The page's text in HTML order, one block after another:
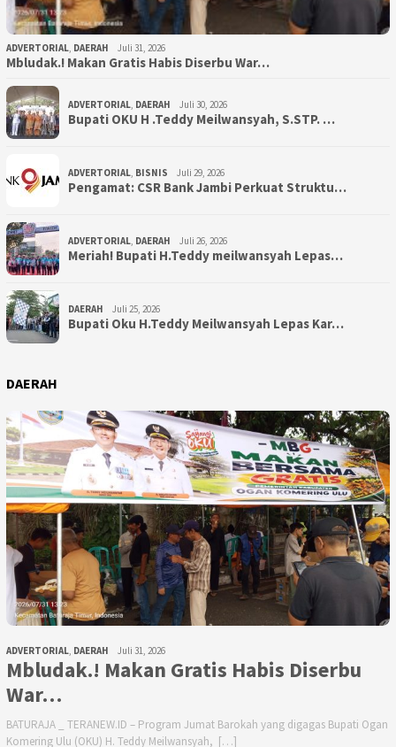
ADVERTORIAL DAERAH Juli 31, 2026
Mbludak.! Makan Gratis Habis Diserbu War…
ADVERTORIAL DAERAH Juli 30, 2026
Bupati OKU H .Teddy Meilwansyah, S.STP. …
ADVERTORIAL BISNIS Juli 29, 2026
Pengamat: CSR Bank Jambi Perkuat Struktu…
ADVERTORIAL DAERAH Juli 26, 2026
Meriah! Bupati H.Teddy meilwansyah Lepas…
DAERAH Juli 25, 2026
Bupati Oku H.Teddy Meilwansyah Lepas Kar…
DAERAH
ADVERTORIAL DAERAH Juli 31, 2026
Mbludak.! Makan Gratis Habis Diserbu
War…
BATURAJA _ TERANEW.ID – Program Jumat Barokah yang digagas Bupati Ogan
Komering Ulu (OKU) H. Teddy Meilwansyah, […]